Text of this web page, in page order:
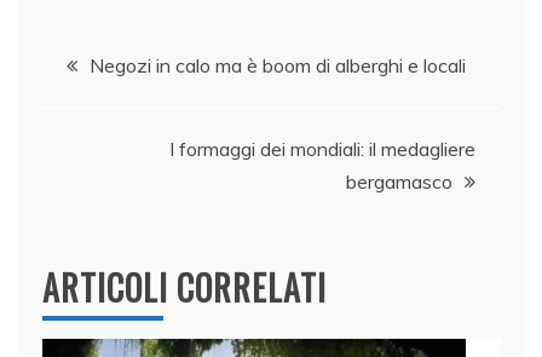
b
o
dI
A
vi
di
Navigazione
Negozi in calo ma è boom di alberghi e locali
I formaggi dei mondiali: il medagliere
bergamasco
ARTICOLI CORRELATI